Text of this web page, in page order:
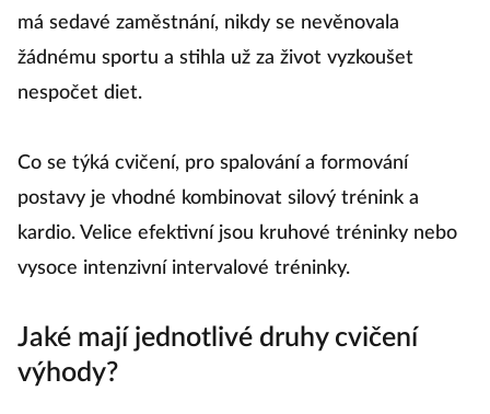
má sedavé zaměstnání, nikdy se nevěnovala
žádnému sportu a stihla už za život vyzkoušet
nespočet diet.
Co se týká cvičení, pro spalování a formování
postavy je vhodné kombinovat silový trénink a
kardio. Velice efektivní jsou kruhové tréninky nebo
vysoce intenzivní intervalové tréninky.
Jaké mají jednotlivé druhy cvičení
výhody?